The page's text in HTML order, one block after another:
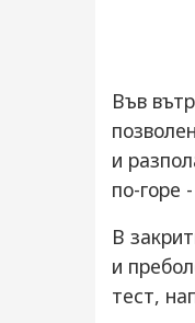
Във
и
по-горе
В
и
тест,